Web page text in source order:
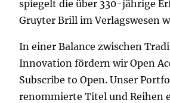
spiegelt die über 330-jährige
Gruyter Brill im Verlagswesen
In einer Balance zwischen
Innovation fördern wir Open
Subscribe to Open. Unser
renommierte Titel und Reihen